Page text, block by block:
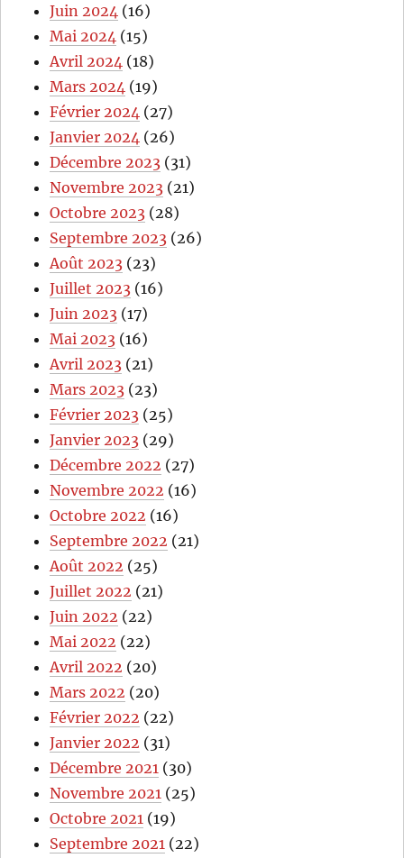
Juin 2024 (16)
Mai 2024 (15)
Avril 2024 (18)
Mars 2024 (19)
Février 2024 (27)
Janvier 2024 (26)
Décembre 2023 (31)
Novembre 2023 (21)
Octobre 2023 (28)
Septembre 2023 (26)
Août 2023 (23)
Juillet 2023 (16)
Juin 2023 (17)
Mai 2023 (16)
Avril 2023 (21)
Mars 2023 (23)
Février 2023 (25)
Janvier 2023 (29)
Décembre 2022 (27)
Novembre 2022 (16)
Octobre 2022 (16)
Septembre 2022 (21)
Août 2022 (25)
Juillet 2022 (21)
Juin 2022 (22)
Mai 2022 (22)
Avril 2022 (20)
Mars 2022 (20)
Février 2022 (22)
Janvier 2022 (31)
Décembre 2021 (30)
Novembre 2021 (25)
Octobre 2021 (19)
Septembre 2021 (22)